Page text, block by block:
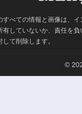
すべての情報と画像は、
有していないか、責任を
て削除します。
©